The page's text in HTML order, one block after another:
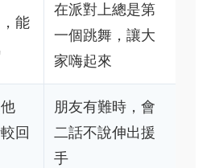
能
在派對上總是第
一個跳舞，讓大
家嗨起來
回
朋友有難時，會
二話不說伸出援
手